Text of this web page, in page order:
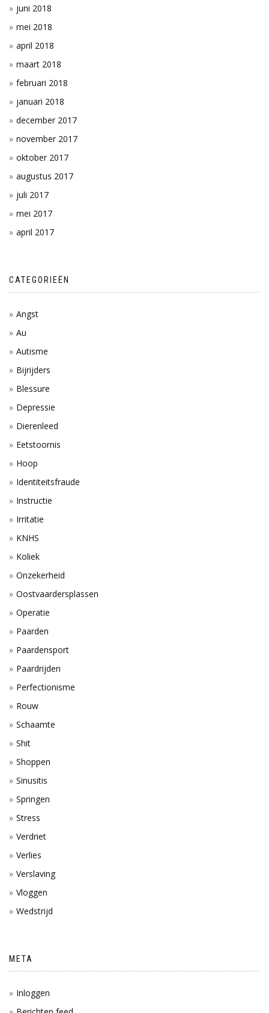
juni 2018
mei 2018
april 2018
maart 2018
februari 2018
januari 2018
december 2017
november 2017
oktober 2017
augustus 2017
juli 2017
mei 2017
april 2017
CATEGORIEËN
Angst
Au
Autisme
Bijrijders
Blessure
Depressie
Dierenleed
Eetstoornis
Hoop
Identiteitsfraude
Instructie
Irritatie
KNHS
Koliek
Onzekerheid
Oostvaardersplassen
Operatie
Paarden
Paardensport
Paardrijden
Perfectionisme
Rouw
Schaamte
Shit
Shoppen
Sinusitis
Springen
Stress
Verdriet
Verlies
Verslaving
Vloggen
Wedstrijd
META
Inloggen